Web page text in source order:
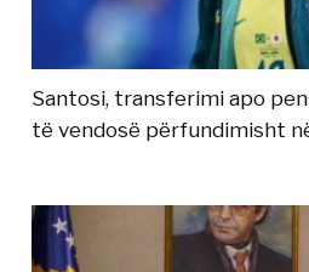
Santosi, transferimi apo
të vendosë përfundimisht